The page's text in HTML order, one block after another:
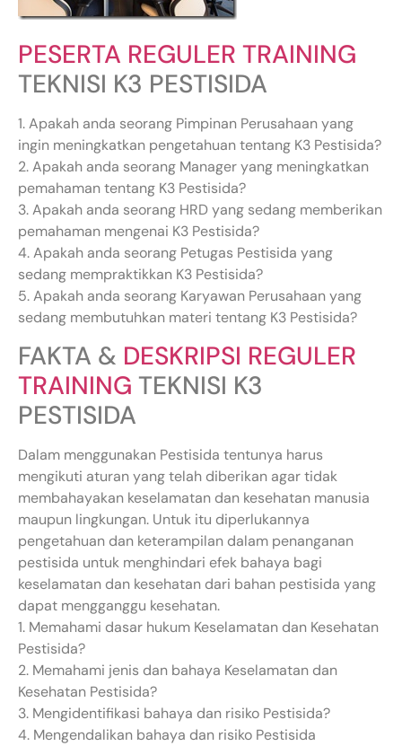
PESERTA REGULER TRAINING
TEKNISI K3 PESTISIDA
1. Apakah anda seorang Pimpinan Perusahaan yang
ingin meningkatkan pengetahuan tentang K3 Pestisida?
2. Apakah anda seorang Manager yang meningkatkan
pemahaman tentang K3 Pestisida?
3. Apakah anda seorang HRD yang sedang memberikan
pemahaman mengenai K3 Pestisida?
4. Apakah anda seorang Petugas Pestisida yang
sedang mempraktikkan K3 Pestisida?
5. Apakah anda seorang Karyawan Perusahaan yang
sedang membutuhkan materi tentang K3 Pestisida?
FAKTA & DESKRIPSI REGULER
TRAINING TEKNISI K3
PESTISIDA
Dalam menggunakan Pestisida tentunya harus
mengikuti aturan yang telah diberikan agar tidak
membahayakan keselamatan dan kesehatan manusia
maupun lingkungan. Untuk itu diperlukannya
pengetahuan dan keterampilan dalam penanganan
pestisida untuk menghindari efek bahaya bagi
keselamatan dan kesehatan dari bahan pestisida yang
dapat mengganggu kesehatan.
1. Memahami dasar hukum Keselamatan dan Kesehatan
Pestisida?
2. Memahami jenis dan bahaya Keselamatan dan
Kesehatan Pestisida?
3. Mengidentifikasi bahaya dan risiko Pestisida?
4. Mengendalikan bahaya dan risiko Pestisida